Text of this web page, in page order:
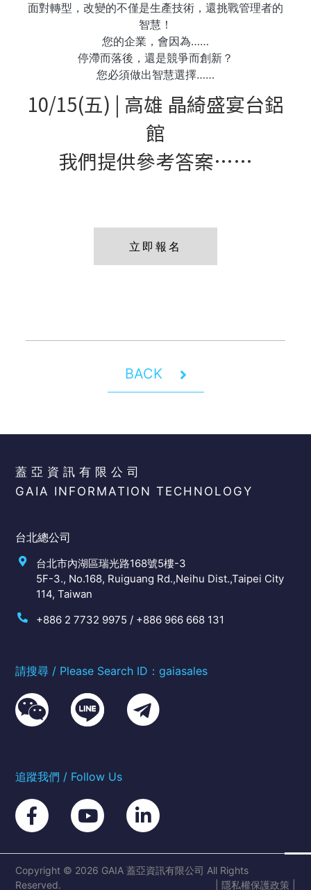
面對轉型，改變的不僅是生產技術，還挑戰管理者的
智慧！
您的企業，會因為……
停滯而落後，還是競爭而創新？
您必須做出智慧選擇……
10/15(五) | 高雄 晶綺盛宴台鋁
館
我們提供參考答案……
立即報名
BACK
蓋亞資訊有限公司
GAIA INFORMATION TECHNOLOGY
台北總公司
台北市內湖區瑞光路168號5樓-3
5F-3., No.168, Ruiguang Rd.,Neihu Dist.,Taipei City
114, Taiwan
+886 2 7732 9975 / +886 966 668 131
請搜尋 / Please Search ID：gaiasales
追蹤我們 / Follow Us
Copyright © 2026 GAIA 蓋亞資訊有限公司 All Rights
Reserved.
隱私權保護政策